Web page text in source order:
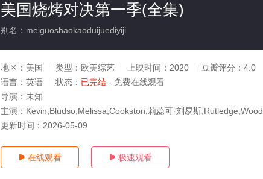
美国烧烤对决第一季(全集)
别名：meiguoshaokaoduijuediyiji
地区： 美国 类型： 欧美综艺 上映时间： 2020 豆瓣评分： 4.0
语言： 英语 状态： 已完结 - 免费在线观看
导演： 未知
主演： Kevin,Bludso,Melissa,Cookston,莉蕊可·刘易斯,Rutledge,Wood
更新时间： 2026-05-09
 在线观看  极速观看